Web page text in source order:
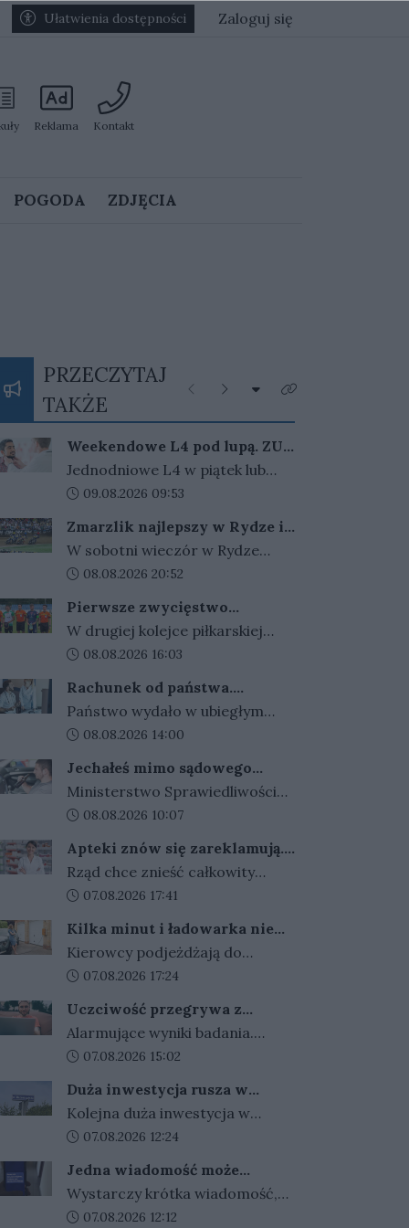
Ułatwienia dostępności Zaloguj się
Reklama Kontakt
POGODA ZDJĘCIA
PRZECZYTAJ
TAKŻE
Poprzednie
Następne
Rozwiń listę kategorii
Kliknij aby zobaczyć
Weekendowe L4 pod lupą. ZUS
zapowiada więcej kontroli
Jednodniowe L4 w piątek lub
poniedziałek może wydłużyć
takich zwolnień i zapowiada, że
dzięki nowym przepisom łatwiej
sprawdzi ich zasadność.
Data dodania artykułu:
09.08.2026 09:53
Zmarzlik najlepszy w Rydze i
ponownie ze złotym
plastronem!
W sobotni wieczór w Rydze
odbyło się Grand Prix Łotwy. W
cyklu zwycięski okazał się być
Bartosz Zmarzlik. Anders
Thomsen był tylko statystom w
łotewskim turnieju.
Data dodania artykułu:
08.08.2026 20:52
Pierwsze zwycięstwo
gorzowskiej Warty
W drugiej kolejce piłkarskiej
Betclic III ligi gorzowskie kluby
wygrała w Gorzowie z Cariną
Gubin 2:1, a takim samym
wynikiem Stilon przegrał w
Katowicach ze Spartą.
Data dodania artykułu:
08.08.2026 16:03
Rachunek od państwa.
Wydajemy więcej, niż
zarabiamy. Kwota rośnie z
roku na rok
Państwo wydało w ubiegłym
roku niemal 2 biliony złotych. To
mieszkańca Polski. Najwięcej
pochłonęły emerytury, zdrowie i
bezpieczeństwo.
Data dodania artykułu:
08.08.2026 14:00
Jechałeś mimo sądowego
zakazu? Koniec z wyrokami w
zawieszeniu. Rząd zaostrza
przepisy dla kierowców
Ministerstwo Sprawiedliwości
szykuje ostre zmiany dla
sądowego zakazu prowadzenia
auta i recydywę po alkoholu ma
grozić bezwzględne więzienie.
Data dodania artykułu:
08.08.2026 10:07
Apteki znów się zareklamują.
Ale nie bez ograniczeń
Rząd chce znieść całkowity
zakaz reklamy aptek. Nadal
programy lojalnościowe, presja
zakupowa i udział dzieci.
Data dodania artykułu:
07.08.2026 17:41
Kilka minut i ładowarka nie
działa. Złodzieje znaleźli
sposób na szybki zarobek
kosztem kierowców
Kierowcy podjeżdżają do
ładowarek i zamiast przewodów
Kradzieże kabli stają się plagą, a
straty operatorów sięgają
dziesiątek tysięcy złotych.
Data dodania artykułu:
07.08.2026 17:24
Uczciwość przegrywa z
pieniędzmi. Tak tłumaczymy
finansowe przekręty
Alarmujące wyniki badania.
Polacy coraz częściej
przekręty. Młodzi i zadłużeni
najłatwiej usprawiedliwiają
nieuczciwe zachowania.
Data dodania artykułu:
07.08.2026 15:02
Duża inwestycja rusza w
Gorzowie. Umowa podpisana,
czas na prace
Kolejna duża inwestycja w
Gorzowie jest coraz bliżej
rozstrzygnięty, umowy z
wykonawcą są już podpisane, a
teraz trwają przygotowania do
Data dodania artykułu:
07.08.2026 12:24
Jedna wiadomość może
kosztować tysiące złotych.
Oszuści wykorzystują
wakacyjne wyjazdy
Wystarczy krótka wiadomość,
kilka zdań napisanych w
Data dodania artykułu:
07.08.2026 12:12